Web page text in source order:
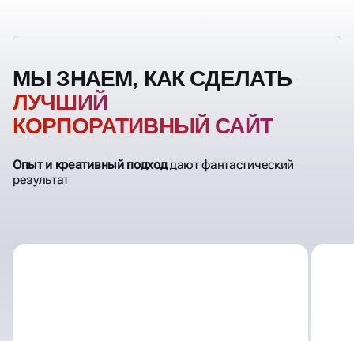
МЫ ЗНАЕМ, КАК СДЕЛАТЬ
ЛУЧШИЙ
КОРПОРАТИВНЫЙ САЙТ
Опыт и креативный подходдают фантастический
результат